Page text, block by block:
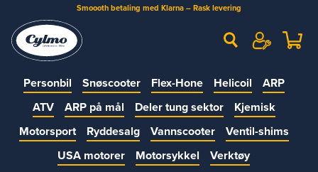
Smoooth betaling med Klarna – Rask levering
Personbil Snøscooter Flex-Hone Helicoil
ARP
ATV
ARP på mål Deler tung sektor
Kjemisk
Motorsport
Ryddesalg Vannscooter
Ventil-shims
USA motorer
Motorsykkel Verktøy